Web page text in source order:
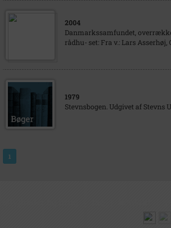
2004
Danmarkssamfundet,
rådhu- set: Fra v.: Lars
1979
Stevnsbogen. Udgivet af Stevns
1